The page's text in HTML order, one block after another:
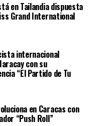
en Tailandia dispuesta
Grand International
internacional
con su
“El Partido de Tu
en Caracas con
“Push Roll”